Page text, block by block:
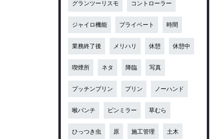
グランツーリスモ コントローラー
ジャイロ機能 プライベート 時間
業務終了後 メリハリ 休憩 休憩中
喫煙所 ネタ 降臨 写真
プッチンプリン プリン ノーハンド
喉パンチ ピンミラー 草むら
ひっつき虫 原 施工管理 土木